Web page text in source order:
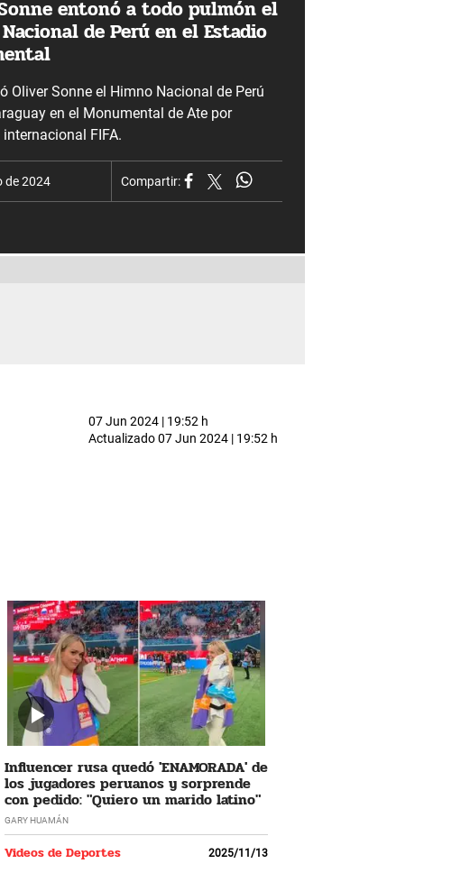
entonó a todo pulmón el
de Perú en el Estadio
Oliver Sonne el Himno Nacional de Perú
en el Monumental de Ate por
FIFA.
de 2024 Compartir:
07 Jun 2024 | 19:52 h
Actualizado07 Jun 2024 | 19:52 h
Influencer rusa quedó 'ENAMORADA' de
los jugadores peruanos y sorprende
con pedido: "Quiero un marido latino"
GARY HUAMÁN
Videos de Deportes 2025/11/13